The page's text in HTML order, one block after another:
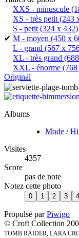
XXS - minuscule
XS - très petit(243
S - petit(324 x 432)
✔ M - moyen (450 x
L - grand (567 x
XL - très grand
XXL - énorme
Original
Albums
Mode /
Visites
4357
Score
pas de note
Notez cette photo
Propulsé parPiwigo
© Croft Collection
TOMB RAIDER, LARA